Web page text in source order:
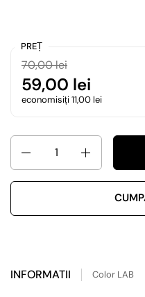
PREȚ
59,00 lei
70,00 lei
economisiți 11,00 lei
Cantitate
INFORMATII Color LAB